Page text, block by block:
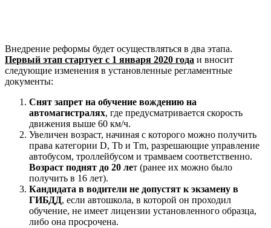
Внедрение реформы будет осуществляться в два этапа.
Первый этап стартует с 1 января 2020 года и вносит
следующие изменения в установленные регламентные
документы:
Снят запрет на обучение вождению на
автомагистралях, где предусматривается скорость
движения выше 60 км/ч.
Увеличен возраст, начиная с которого можно получить
права категории D, Tb и Tm, разрешающие управление
автобусом, троллейбусом и трамваем соответственно.
Возраст поднят до 20 лет (ранее их можно было
получить в 16 лет).
Кандидата в водители не допустят к экзамену в
ГИБДД, если автошкола, в которой он проходил
обучение, не имеет лицензии установленного образца,
либо она просрочена.